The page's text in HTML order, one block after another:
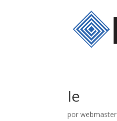
le
por webmaster